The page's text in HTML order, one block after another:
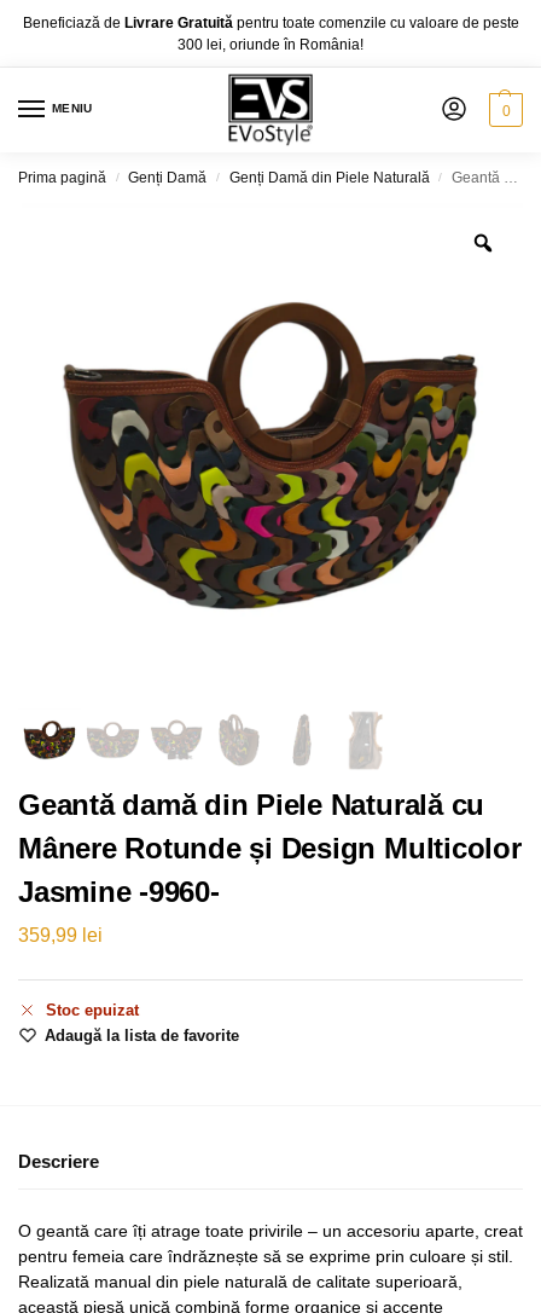
Beneficiază de Livrare Gratuită pentru toate comenzile cu valoare de peste
300 lei, oriunde în România!
MENIU 0
Prima pagină / Genți Damă / Genți Damă din Piele Naturală / Geantă damă din Piele Naturală cu Mânere Rotunde și Design Multicolor Jasmine -9960-
Geantă damă din Piele Naturală cu
Mânere Rotunde și Design Multicolor
Jasmine -9960-
359,99 lei
Stoc epuizat
Adaugă la lista de favorite
Descriere
O geantă care îți atrage toate privirile – un accesoriu aparte, creat
pentru femeia care îndrăznește să se exprime prin culoare și stil.
Realizată manual din piele naturală de calitate superioară,
această piesă unică combină forme organice și accente